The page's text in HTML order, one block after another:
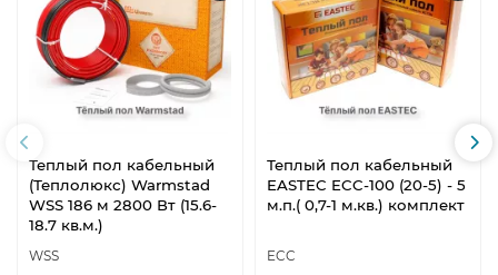
Теплый пол кабельный
(Теплолюкс) Warmstad
WSS 186 м 2800 Вт (15.6-
18.7 кв.м.)
WSS
Теплый пол кабельный
EASTEC ECC-100 (20-5) - 5
м.п.( 0,7-1 м.кв.) комплект
ECC